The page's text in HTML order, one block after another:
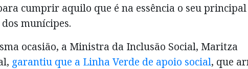
cumprir aquilo que é na essência o seu
munícipes.
ocasião, a Ministra da Inclusão Social, Maritza
garantiu que a Linha Verde de apoio social, que